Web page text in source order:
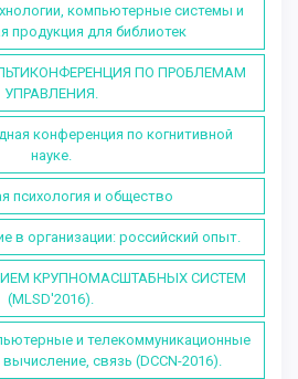
компьютерные системы и
продукция для библиотек
ПО ПРОБЛЕМАМ
УПРАВЛЕНИЯ.
конференция по когнитивной
науке.
психология и общество
в организации: российский опыт.
КРУПНОМАСШТАБНЫХ СИСТЕМ
(MLSD'2016).
и телекоммуникационные
связь (DCCN-2016).